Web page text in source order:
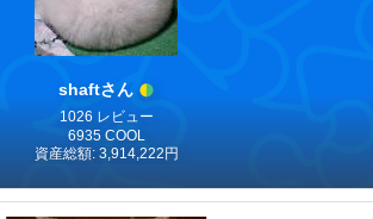
shaftさん
1026 レビュー
6935 COOL
資産総額: 3,914,222円